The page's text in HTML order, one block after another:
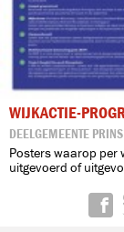
WIJKACTIE-
DEELGEMEENTE
Posters waarop per
uitgevoerd of